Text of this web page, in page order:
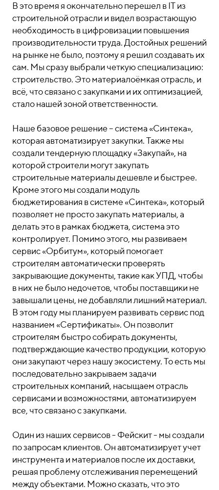
В это время я окончательно перешел в IT из
строительной отрасли и видел возрастающую
необходимость в цифровизации повышения
производительности труда. Достойных решений
на рынке не было, поэтому я решил создавать их
сам. Мы сразу выбрали четкую специализацию:
строительство. Это материалоёмкая отрасль, и
всё, что связано с закупками и их оптимизацией,
стало нашей зоной ответственности.
Наше базовое решение – система «Синтека»,
которая автоматизирует закупки. Также мы
создали тендерную площадку «Закупай», на
которой строители могут закупать
строительные материалы дешевле и быстрее.
Кроме этого мы создали модуль
бюджетирования в системе «Синтека», который
позволяет не просто закупать материалы, а
делать это в рамках бюджета, система это
контролирует. Помимо этого, мы развиваем
сервис «Орбитум», который помогает
строителям автоматически проверять
закрывающие документы, такие как УПД, чтобы
в них не было недочетов, чтобы поставщики не
завышали цены, не добавляли лишний материал.
В этом году мы планируем развивать сервис под
названием «Сертификаты». Он позволит
строителям быстро собирать документы,
подтверждающие качество продукции, которую
они закупают через нашу экосистему. То есть мы
последовательно закрываем задачи
строительных компаний, насыщаем отрасль
сервисами и возможностями, автоматизируем
все, что связано с закупками.
Один из наших сервисов - Фейскит - мы создали
по запросам клиентов. Он автоматизирует учет
инструмента и материалов после их доставки,
решая проблему отслеживания перемещений
между объектами. Можно сказать, что это